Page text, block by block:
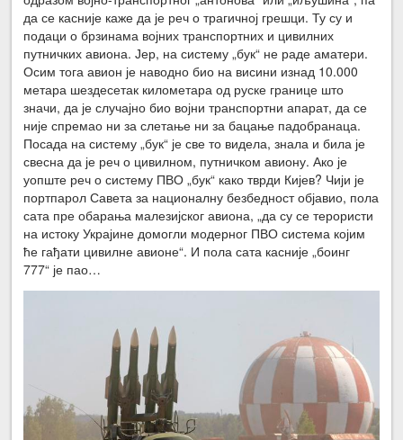
да се касније каже да је реч о трагичној грешци. Ту су и
подаци о брзинама војних транспортних и цивилних
путничких авиона. Јер, на систему „бук“ не раде аматери.
Осим тога авион је наводно био на висини изнад 10.000
метара шездесетак километара од руске границе што
значи, да је случајно био војни транспортни апарат, да се
није спремао ни за слетање ни за бацање падобранаца.
Посада на систему „бук“ је све то видела, знала и била је
свесна да је реч о цивилном, путничком авиону. Ако је
уопште реч о систему ПВО „бук“ како тврди Кијев? Чији је
портпарол Савета за националну безбедност објавио, пола
сата пре обарања малезијског авиона, „да су се терористи
на истоку Украјине домогли модерног ПВО система којим
ће гађати цивилне авионе“. И пола сата касније „боинг
777“ је пао…